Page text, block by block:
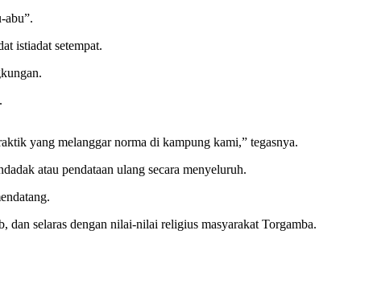
abu”.
istiadat setempat.
yang melanggar norma di kampung kami,” tegasnya.
atau pendataan ulang secara menyeluruh.
dan selaras dengan nilai-nilai religius masyarakat Torgamba.